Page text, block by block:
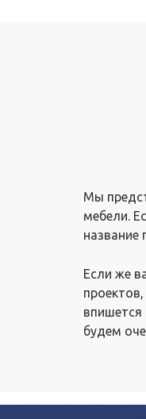
Мы
мебели.
название
Если же
впишется
будем